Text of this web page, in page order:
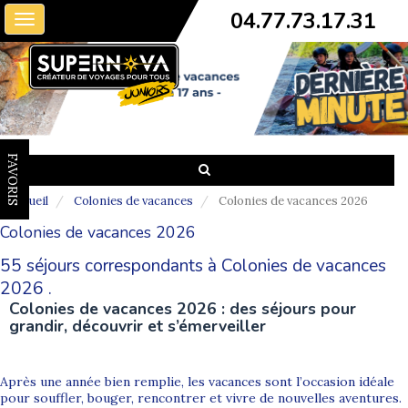
Toggle
navigation
04.77.73.17.31
FAVORIS
Accueil Colonies de vacances Colonies de vacances 2026
Colonies de vacances 2026
55 séjours correspondants à Colonies de vacances
2026 .
Colonies de vacances 2026 : des séjours pour
grandir, découvrir et s’émerveiller
Après une année bien remplie, les vacances sont l’occasion idéale
pour souffler, bouger, rencontrer et vivre de nouvelles aventures.